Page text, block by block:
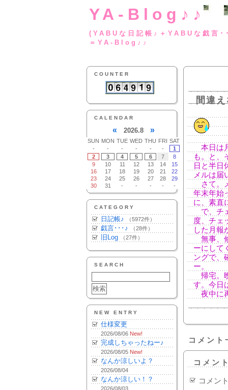
YA-Blog♪♪
(YABUな日記帳♪
＝YA-Blog♪♪
COUNTER
CALENDAR
« 2026.8 »
SUN MON TUE WED THU FRI SAT
-
- - - - -
1
2
3 4 5 6 7
8
9
10 11 12 13 14
15
16
17 18 19 20 21
22
23
24 25 26 27 28
29
30
31 - - - - -
CATEGORY
日記帳♪ （5972件）
戯言･･･♪ （28件）
旧Log （27件）
SEARCH
NEW ENTRY
仕様変更
2026/08/06 New!
完成しちゃったねー♪
2026/08/05 New!
なんか涼しいよ？
2026/08/04
なんか涼しい！？
2026/08/03
間違
本日は
も。と、
日と半日
メルは届
さて。
年末年始
に、素直
で、チ
度、チェ
した月報
無事、
ーにして
ングで、
ー。
帰宅。
す。今日
夜中に
コメント
コメン
コメン